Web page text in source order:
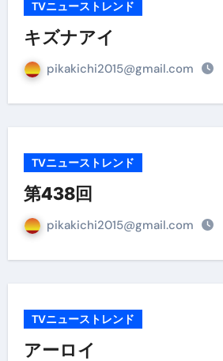
TVニューストレンド
キズナアイ
pikakichi2015@gmail.com
TVニューストレンド
第438回
pikakichi2015@gmail.com
TVニューストレンド
アーロイ